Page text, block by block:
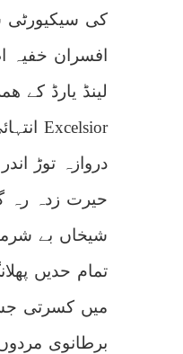
کی
افسران خفیہ
لینڈ یارڈ کے
Excelsior
دروازہ توڑ
حیرت زدہ رہ
شیخاں بے
تمام حدیں
میں کسرتی
برطانوی